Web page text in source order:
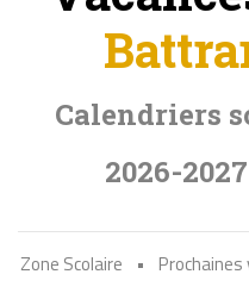
Calendriers
2026-
Zone Scolaire • Prochaines